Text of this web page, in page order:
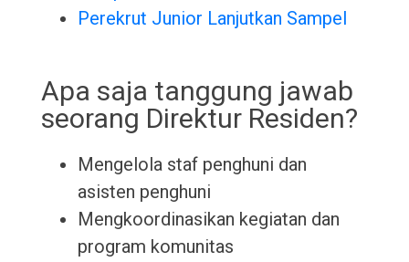
Perekrut Junior Lanjutkan Sampel
Apa saja tanggung jawab
seorang Direktur Residen?
Mengelola staf penghuni dan
asisten penghuni
Mengkoordinasikan kegiatan dan
program komunitas